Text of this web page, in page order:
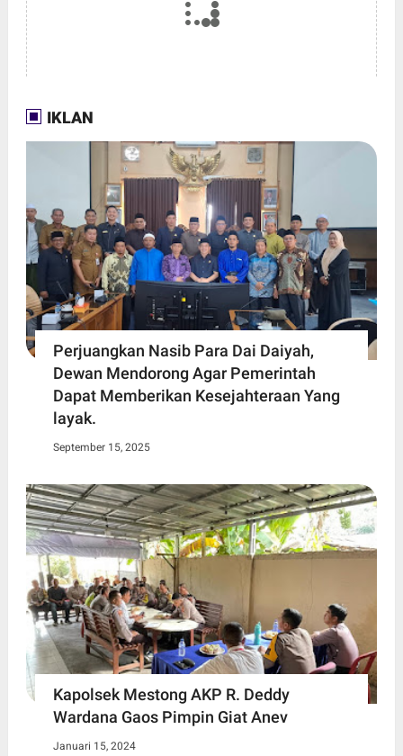
IKLAN
Perjuangkan Nasib Para Dai Daiyah,
Dewan Mendorong Agar Pemerintah
Dapat Memberikan Kesejahteraan Yang
layak.
September 15, 2025
Kapolsek Mestong AKP R. Deddy
Wardana Gaos Pimpin Giat Anev
Januari 15, 2024